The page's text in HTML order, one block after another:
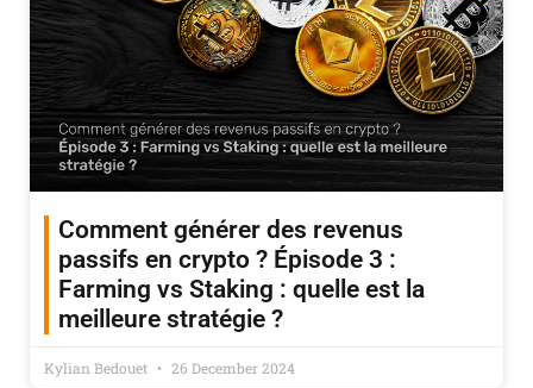
Comment générer des revenus
passifs en crypto ? Épisode 3 :
Farming vs Staking : quelle est la
meilleure stratégie ?
Kylian Bedouet 26 December 2024